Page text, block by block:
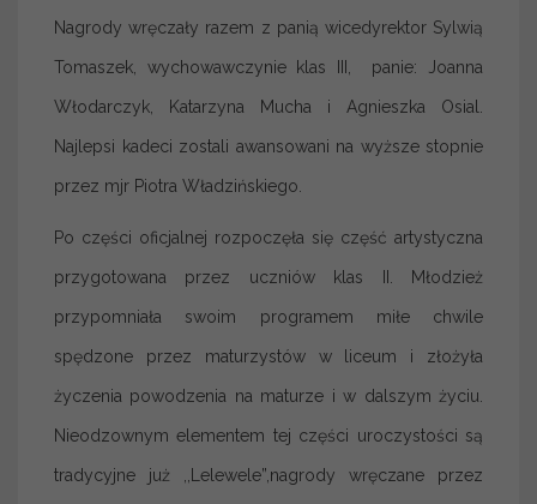
Nagrody wręczały razem z panią wicedyrektor Sylwią
Tomaszek, wychowawczynie klas III, panie: Joanna
Włodarczyk, Katarzyna Mucha i Agnieszka Osial.
Najlepsi kadeci zostali awansowani na wyższe stopnie
przez mjr Piotra Władzińskiego.
Po części oficjalnej rozpoczęła się część artystyczna
przygotowana przez uczniów klas II. Młodzież
przypomniała swoim programem miłe chwile
spędzone przez maturzystów w liceum i złożyła
życzenia powodzenia na maturze i w dalszym życiu.
Nieodzownym elementem tej części uroczystości są
tradycyjne już ,,Lelewele”,nagrody wręczane przez